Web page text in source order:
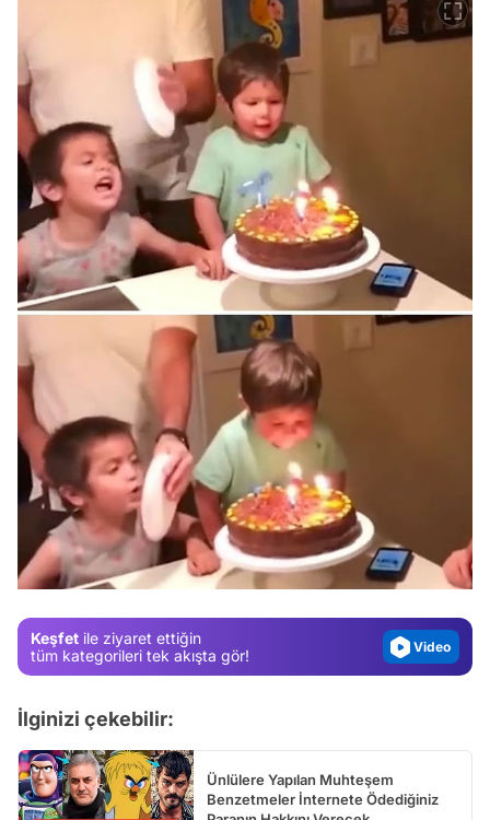
Keşfet ile ziyaret ettiğin
tüm kategorileri tek akışta gör!
Magazin
Test
İlginizi çekebilir:
Ünlülere Yapılan Muhteşem
Benzetmeler İnternete Ödediğiniz